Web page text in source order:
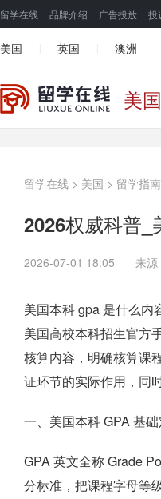
留学在线 品牌介绍 广告投放 投
美国 英国 澳洲
美
留学在线 > 美国 > 留学指南
2026权威科普
2026-07-01 18:05 来源
美国本科 gpa 是什么内
美国高校本科招生官方
核算内容，明确核算课
证环节的实际作用，同
一、美国本科 GPA 基
GPA 英文全称 Grade
分标准，把课程字母等